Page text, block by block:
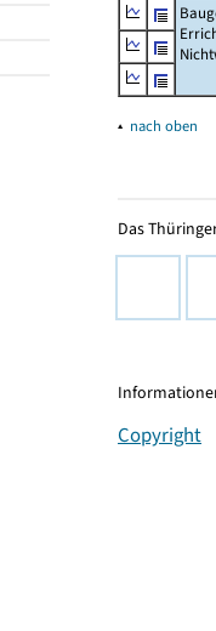
▴ nach oben
Das
Copyright